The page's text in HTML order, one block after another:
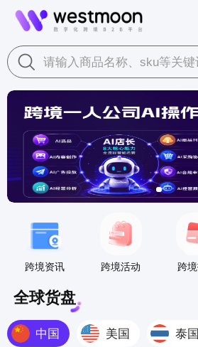
请输入商品名称、sku等关
跨境资讯 跨境活动 跨
全球货盘
中国 美国 泰国